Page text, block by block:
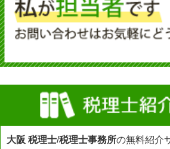
大阪 税理士/税理士事務所の無料紹介